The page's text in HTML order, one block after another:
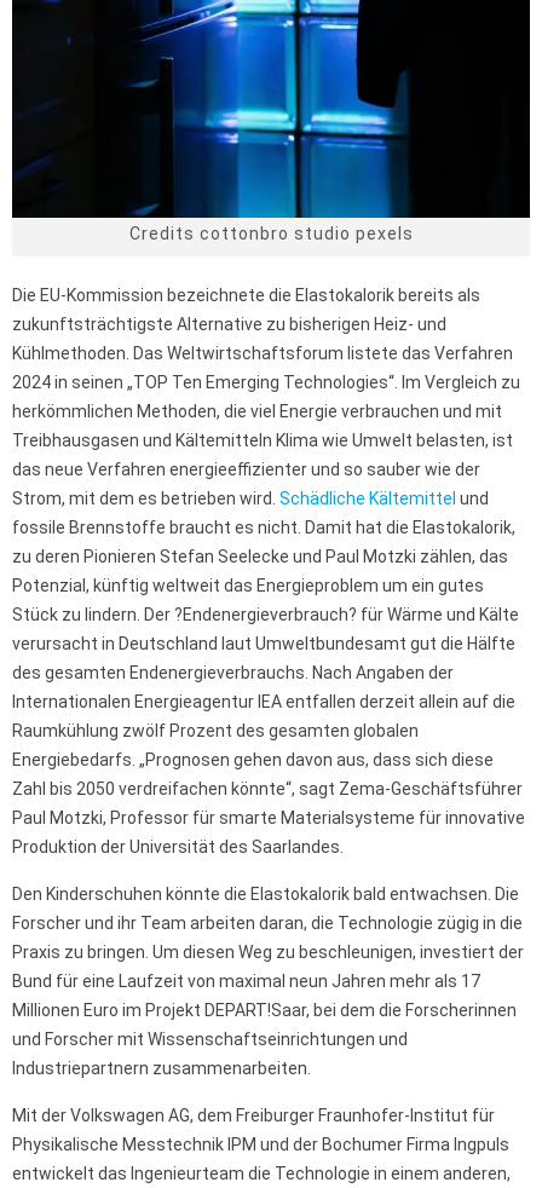
Credits cottonbro studio pexels
Die EU-Kommission bezeichnete die Elastokalorik bereits als
zukunftsträchtigste Alternative zu bisherigen Heiz- und
Kühlmethoden. Das Weltwirtschaftsforum listete das Verfahren
2024 in seinen „TOP Ten Emerging Technologies“. Im Vergleich zu
herkömmlichen Methoden, die viel Energie verbrauchen und mit
Treibhausgasen und Kältemitteln Klima wie Umwelt belasten, ist
das neue Verfahren energieeffizienter und so sauber wie der
Strom, mit dem es betrieben wird. Schädliche Kältemittel und
fossile Brennstoffe braucht es nicht. Damit hat die Elastokalorik,
zu deren Pionieren Stefan Seelecke und Paul Motzki zählen, das
Potenzial, künftig weltweit das Energieproblem um ein gutes
Stück zu lindern. Der ?Endenergieverbrauch? für Wärme und Kälte
verursacht in Deutschland laut Umweltbundesamt gut die Hälfte
des gesamten Endenergieverbrauchs. Nach Angaben der
Internationalen Energieagentur IEA entfallen derzeit allein auf die
Raumkühlung zwölf Prozent des gesamten globalen
Energiebedarfs. „Prognosen gehen davon aus, dass sich diese
Zahl bis 2050 verdreifachen könnte“, sagt Zema-Geschäftsführer
Paul Motzki, Professor für smarte Materialsysteme für innovative
Produktion der Universität des Saarlandes.
Den Kinderschuhen könnte die Elastokalorik bald entwachsen. Die
Forscher und ihr Team arbeiten daran, die Technologie zügig in die
Praxis zu bringen. Um diesen Weg zu beschleunigen, investiert der
Bund für eine Laufzeit von maximal neun Jahren mehr als 17
Millionen Euro im Projekt DEPART!Saar, bei dem die Forscherinnen
und Forscher mit Wissenschaftseinrichtungen und
Industriepartnern zusammenarbeiten.
Mit der Volkswagen AG, dem Freiburger Fraunhofer-Institut für
Physikalische Messtechnik IPM und der Bochumer Firma Ingpuls
entwickelt das Ingenieurteam die Technologie in einem anderen,